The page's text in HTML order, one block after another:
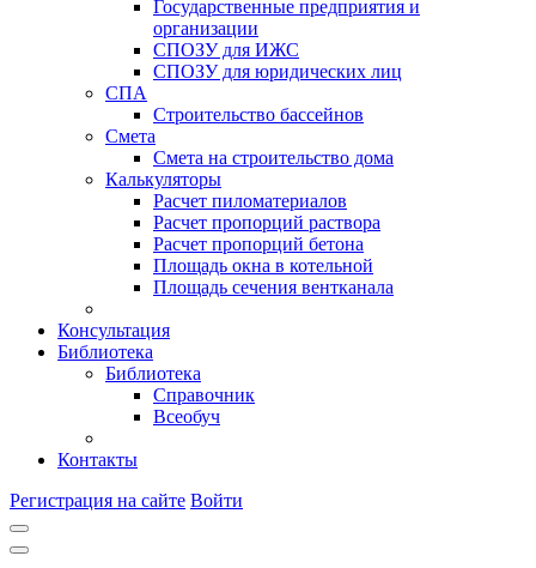
Государственные предприятия и
организации
СПОЗУ для ИЖС
СПОЗУ для юридических лиц
СПА
Строительство бассейнов
Смета
Смета на строительство дома
Калькуляторы
Расчет пиломатериалов
Расчет пропорций раствора
Расчет пропорций бетона
Площадь окна в котельной
Площадь сечения вентканала
Консультация
Библиотека
Библиотека
Справочник
Всеобуч
Контакты
Регистрация на сайте Войти